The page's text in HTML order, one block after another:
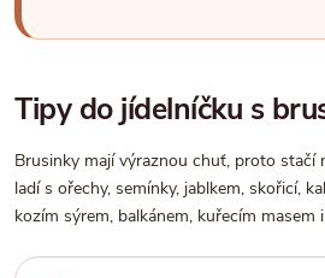
Tipy do jídelníčku s
Brusinky mají výraznou chuť, proto stačí
ladí s ořechy, semínky, jablkem, skořicí,
kozím sýrem, balkánem, kuřecím masem